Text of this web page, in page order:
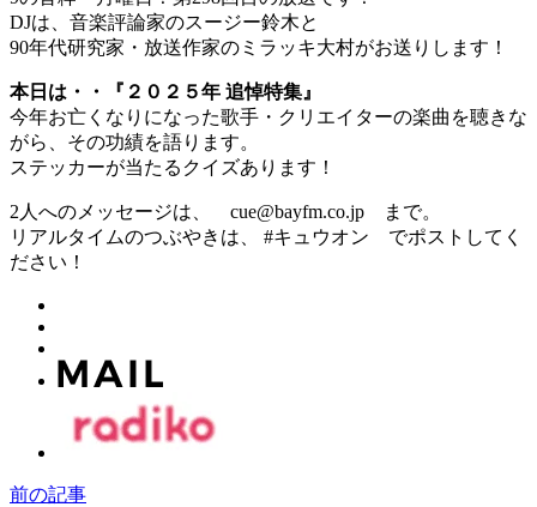
DJは、音楽評論家のスージー鈴木と
90年代研究家・放送作家のミラッキ大村がお送りします！
本日は・・『２０２５年 追悼特集』
今年お亡くなりになった歌手・クリエイターの楽曲を聴きな
がら、その功績を語ります。
ステッカーが当たるクイズあります！
2人へのメッセージは、 cue@bayfm.co.jp まで。
リアルタイムのつぶやきは、 #キュウオン でポストしてく
ださい！
前の記事